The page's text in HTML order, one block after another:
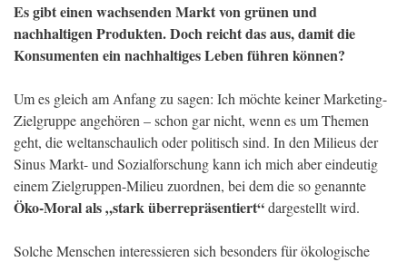
Es gibt einen wachsenden Markt von grünen und
nachhaltigen Produkten. Doch reicht das aus, damit die
Konsumenten ein nachhaltiges Leben führen können?
Um es gleich am Anfang zu sagen: Ich möchte keiner Marketing-
Zielgruppe angehören – schon gar nicht, wenn es um Themen
geht, die weltanschaulich oder politisch sind. In den Milieus der
Sinus Markt- und Sozialforschung kann ich mich aber eindeutig
einem Zielgruppen-Milieu zuordnen, bei dem die so genannte
Öko-Moral als „stark überrepräsentiert“dargestellt wird.
Solche Menschen interessieren sich besonders für ökologische